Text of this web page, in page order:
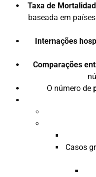
Taxa de
baseada em
Internações
Comparações
O número de
Casos